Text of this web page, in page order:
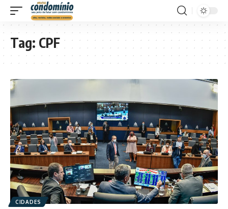
Tag: CPF
CIDADES